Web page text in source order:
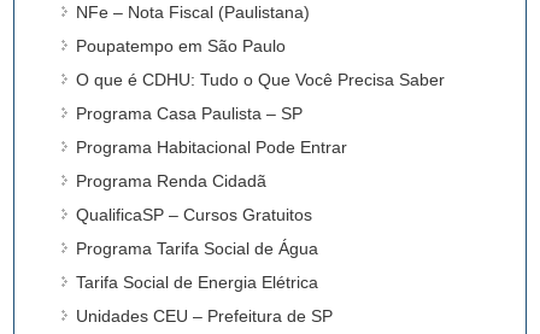
NFe – Nota Fiscal (Paulistana)
Poupatempo em São Paulo
O que é CDHU: Tudo o Que Você Precisa Saber
Programa Casa Paulista – SP
Programa Habitacional Pode Entrar
Programa Renda Cidadã
QualificaSP – Cursos Gratuitos
Programa Tarifa Social de Água
Tarifa Social de Energia Elétrica
Unidades CEU – Prefeitura de SP